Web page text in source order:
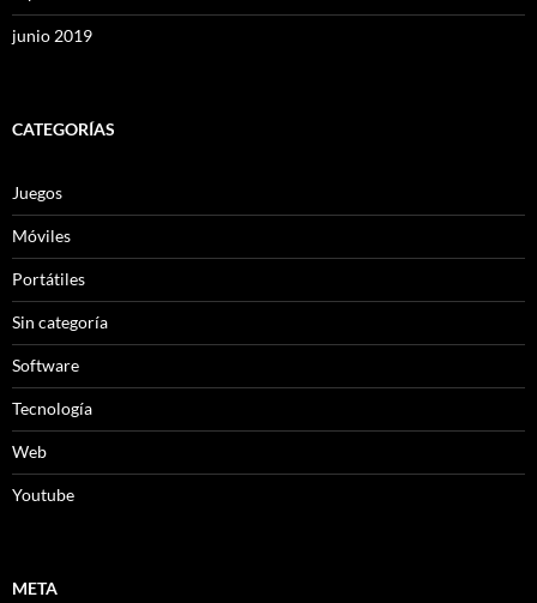
junio 2019
CATEGORÍAS
Juegos
Móviles
Portátiles
Sin categoría
Software
Tecnología
Web
Youtube
META